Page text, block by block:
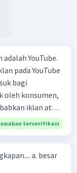
pada YouTube
kepada
terverifikasi
a. besar